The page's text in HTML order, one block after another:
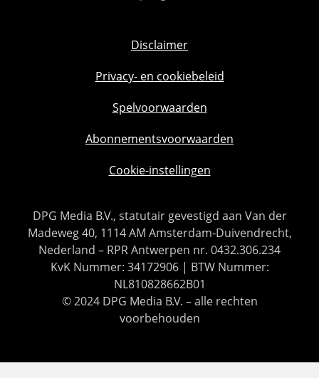
Disclaimer
Privacy- en cookiebeleid
Spelvoorwaarden
Abonnementsvoorwaarden
Cookie-instellingen
DPG Media B.V., statutair gevestigd aan Van der
Madeweg 40, 1114 AM Amsterdam-Duivendrecht,
Nederland – RPR Antwerpen nr. 0432.306.234
KvK Nummer: 34172906 | BTW Nummer:
NL810828662B01
© 2024 DPG Media B.V. – alle rechten
voorbehouden